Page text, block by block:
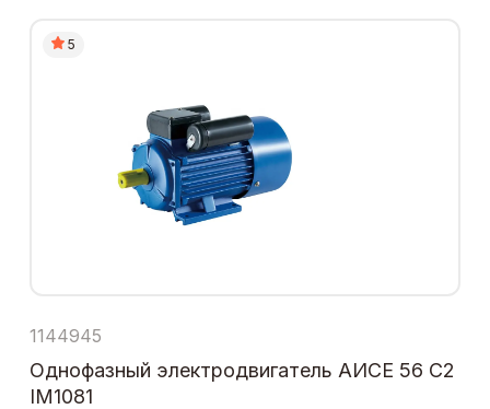
5
1144945
Однофазный электродвигатель АИСЕ 56 С2
IM1081